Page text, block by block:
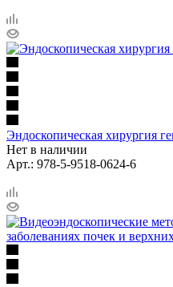
Эндоскопическая хирургия
Нет в наличии
Арт.: 978-5-9518-0624-6